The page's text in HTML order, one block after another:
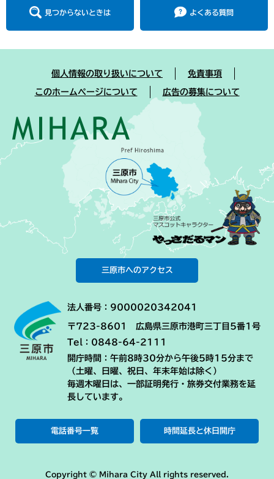
見つからないときは よくある質問
個人情報の取り扱いについて 免責事項
このホームページについて 広告の募集について
三原市へのアクセス
法人番号：9000020342041
〒723-8601 広島県三原市港町三丁目5番1号
Tel：0848-64-2111
開庁時間：午前8時30分から午後5時15分まで
（土曜、日曜、祝日、年末年始は除く）
毎週木曜日は、一部証明発行・旅券交付業務を延
長しています。
電話番号一覧 時間延長と休日開庁
Copyright © Mihara City All rights reserved.